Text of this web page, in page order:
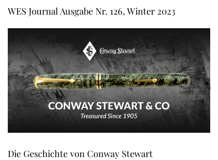
WES Journal Ausgabe Nr. 126, Winter 2023
Die Geschichte von Conway Stewart